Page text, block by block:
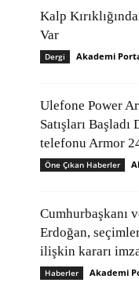
Kalp
Var
Dergi Akademi
Ulefone Power
Satışları Başladı
telefonu Armor
Öne Çıkan Haberler
Cumhurbaşkanı
Erdoğan,
ilişkin kararı
Haberler Akademi